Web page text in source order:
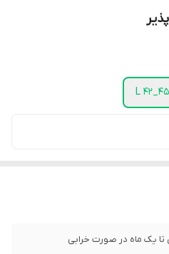
L 42_45
یک ماه در صورت خرابی